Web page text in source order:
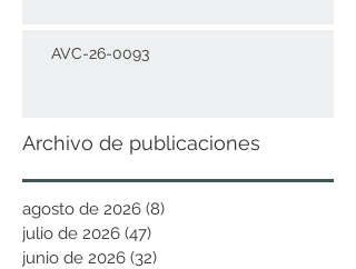
AVC-26-0093
Archivo de publicaciones
agosto de 2026 (8)
julio de 2026 (47)
junio de 2026 (32)